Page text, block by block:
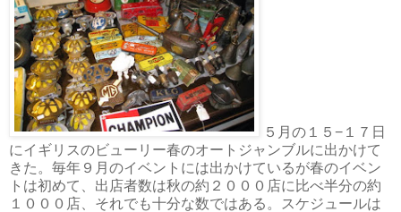
５月の１５−１７日
にイギリスのビューリー春のオートジャンブルに出かけて
きた。毎年９月のイベントには出かけているが春のイベン
トは初めて、出店者数は秋の約２０００店に比べ半分の約
１０００店、それでも十分な数ではある。スケジュールは